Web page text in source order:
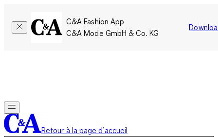
C&A Fashion App
C&A Mode GmbH & Co. KG
Retour à la page d’accueil